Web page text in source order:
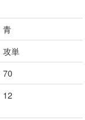
青
攻単
70
12